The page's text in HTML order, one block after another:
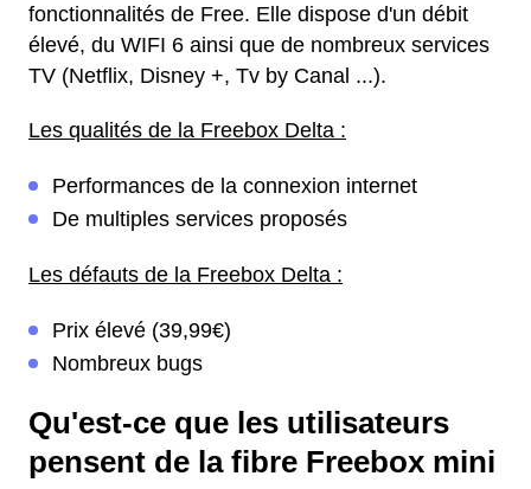
fonctionnalités de Free. Elle dispose d'un débit
élevé, du WIFI 6 ainsi que de nombreux services
TV (Netflix, Disney +, Tv by Canal ...).
Les qualités de la Freebox Delta :
Performances de la connexion internet
De multiples services proposés
Les défauts de la Freebox Delta :
Prix élevé (39,99€)
Nombreux bugs
Qu'est-ce que les utilisateurs
pensent de la fibre Freebox mini